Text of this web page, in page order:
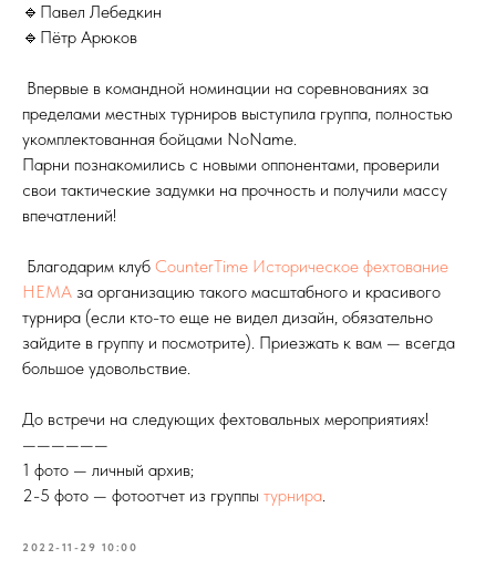
🔹Павел Лебедкин
🔹Пётр Арюков
Впервые в командной номинации на соревнованиях за
пределами местных турниров выступила группа, полностью
укомплектованная бойцами NoName.
Парни познакомились с новыми оппонентами, проверили
свои тактические задумки на прочность и получили массу
впечатлений!
Благодарим клуб CounterTime Историческое фехтование
HEMA за организацию такого масштабного и красивого
турнира (если кто-то еще не видел дизайн, обязательно
зайдите в группу и посмотрите). Приезжать к вам — всегда
большое удовольствие.
До встречи на следующих фехтовальных мероприятиях!
——————
1 фото — личный архив;
2-5 фото — фотоотчет из группы турнира.
2022-11-29 10:00